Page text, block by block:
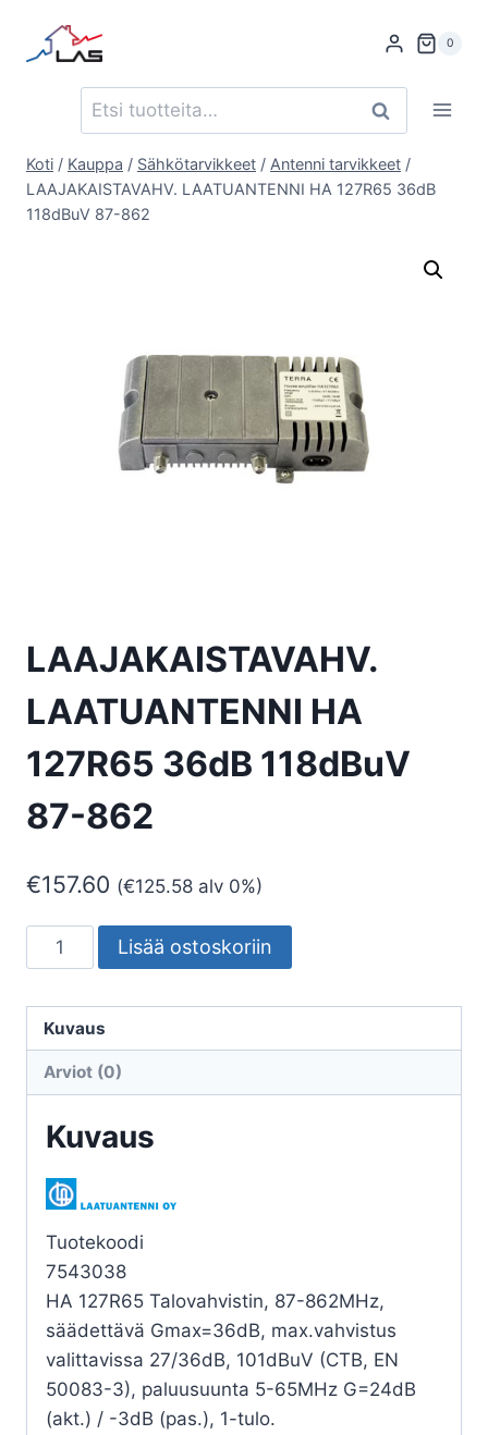
sisältöön
0
Etsi: Haku
Koti / Kauppa / Sähkötarvikkeet / Antenni tarvikkeet /
LAAJAKAISTAVAHV. LAATUANTENNI HA 127R65 36dB
118dBuV 87-862
LAAJAKAISTAVAHV.
LAATUANTENNI HA
127R65 36dB 118dBuV
87-862
€157.60 (€125.58 alv 0%)
LAAJAKAISTAVAHV.
LAATUANTENNI
127R65
36dB
118dBuV
862
määrä
Lisää ostoskoriin
Kuvaus
Arviot (0)
Kuvaus
Tuotekoodi
7543038
HA 127R65 Talovahvistin, 87-862MHz,
säädettävä Gmax=36dB, max.vahvistus
valittavissa 27/36dB, 101dBuV (CTB, EN
50083-3), paluusuunta 5-65MHz G=24dB
(akt.) / -3dB (pas.), 1-tulo.